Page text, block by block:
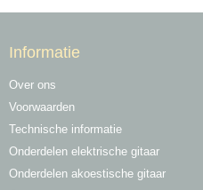
Informatie
Over ons
Voorwaarden
Technische informatie
Onderdelen elektrische gitaar
Onderdelen akoestische gitaar